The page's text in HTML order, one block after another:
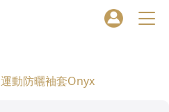
運動防曬袖套Onyx